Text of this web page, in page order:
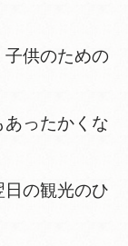
子供のための
ったかくな
の観光のひ